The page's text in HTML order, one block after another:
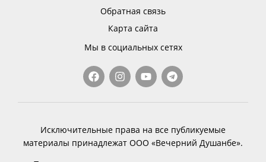
Обратная связь
Карта сайта
Мы в социальных сетях
Исключительные права на все публикуемые
материалы принадлежат ООО «Вечерний Душанбе».